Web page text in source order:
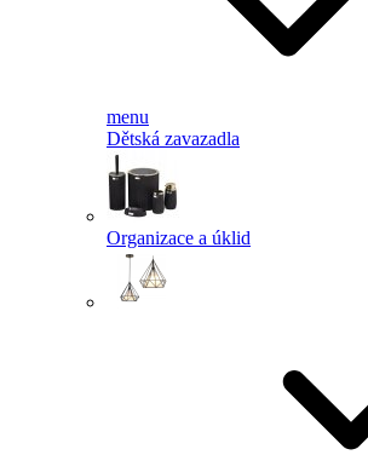
menu
Dětská zavazadla
Organizace a úklid